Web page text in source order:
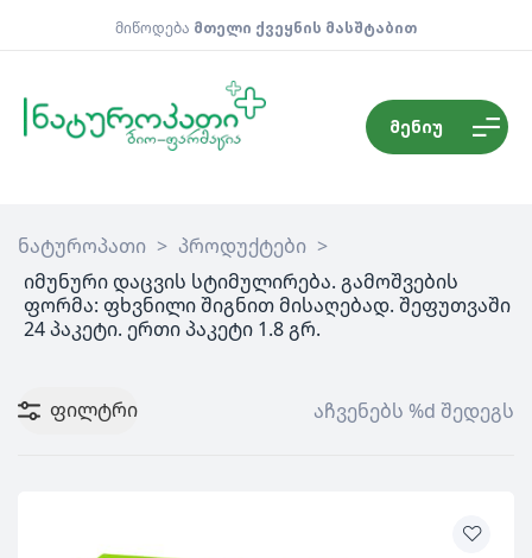
მიწოდება მთელი ქვეყნის მასშტაბით
მენიუ
ნატუროპათი > პროდუქტები >
იმუნური დაცვის სტიმულირება. გამოშვების
ფორმა: ფხვნილი შიგნით მისაღებად. შეფუთვაში
24 პაკეტი. ერთი პაკეტი 1.8 გრ.
ფილტრი აჩვენებს %d შედეგს